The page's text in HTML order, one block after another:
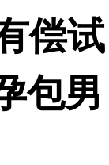
偿试
包男